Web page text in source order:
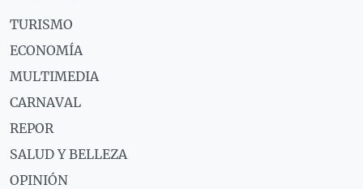
TURISMO
ECONOMÍA
MULTIMEDIA
CARNAVAL
REPOR
SALUD Y BELLEZA
OPINIÓN